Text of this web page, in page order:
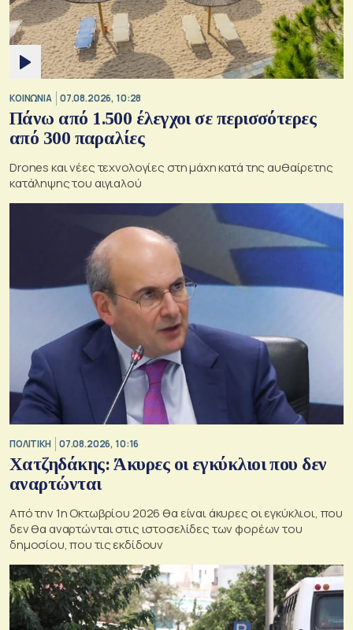
ΚΟΙΝΩΝΙΑ 07.08.2026, 10:28
Πάνω από 1.500 έλεγχοι σε περισσότερες
από 300 παραλίες
Drones και νέες τεχνολογίες στη μάχη κατά της αυθαίρετης
κατάληψης του αιγιαλού
ΠΟΛΙΤΙΚΗ 07.08.2026, 10:16
Χατζηδάκης: Άκυρες οι εγκύκλιοι που δεν
αναρτώνται
Από την 1η Οκτωβρίου 2026 θα είναι άκυρες οι εγκύκλιοι, που
δεν θα αναρτώνται στις ιστοσελίδες των φορέων του
δημοσίου, που τις εκδίδουν